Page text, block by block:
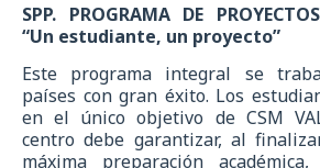
SPP. PROGRAMA DE
“Un estudiante, un proyecto”
Este programa integral se
países con gran éxito. Los
en el único objetivo de CSM
centro debe garantizar, al
máxima preparación